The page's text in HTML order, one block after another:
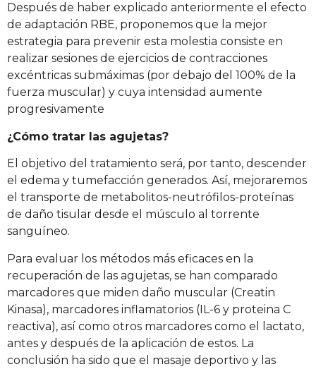
Después de haber explicado anteriormente el efecto
de adaptación RBE, proponemos que la mejor
estrategia para prevenir esta molestia consiste en
realizar sesiones de ejercicios de contracciones
excéntricas submáximas (por debajo del 100% de la
fuerza muscular) y cuya intensidad aumente
progresivamente
¿Cómo tratar las agujetas?
El objetivo del tratamiento será, por tanto, descender
el edema y tumefacción generados. Así, mejoraremos
el transporte de metabolitos-neutrófilos-proteínas
de daño tisular desde el músculo al torrente
sanguíneo.
Para evaluar los métodos más eficaces en la
recuperación de las agujetas, se han comparado
marcadores que miden daño muscular (Creatin
Kinasa), marcadores inflamatorios (IL-6 y proteina C
reactiva), así como otros marcadores como el lactato,
antes y después de la aplicación de estos. La
conclusión ha sido que el masaje deportivo y las